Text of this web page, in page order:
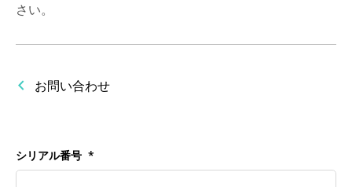
さい。
お問い合わせ
シリアル番号